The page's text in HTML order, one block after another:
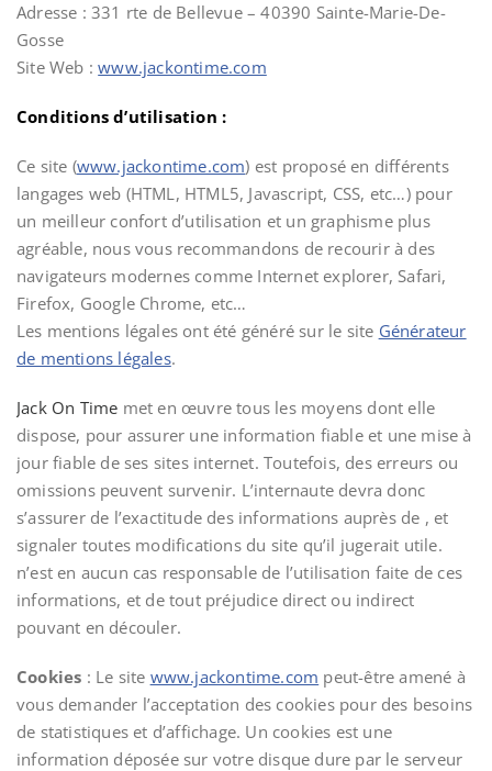
Adresse : 331 rte de Bellevue – 40390 Sainte-Marie-De-
Gosse
Site Web :www.jackontime.com
Conditions d’utilisation :
Ce site (www.jackontime.com) est proposé en différents
langages web (HTML, HTML5, Javascript, CSS, etc…) pour
un meilleur confort d’utilisation et un graphisme plus
agréable, nous vous recommandons de recourir à des
navigateurs modernes comme Internet explorer, Safari,
Firefox, Google Chrome, etc…
Les mentions légales ont été généré sur le site Générateur
de mentions légales.
Jack On Time met en œuvre tous les moyens dont elle
dispose, pour assurer une information fiable et une mise à
jour fiable de ses sites internet. Toutefois, des erreurs ou
omissions peuvent survenir. L’internaute devra donc
s’assurer de l’exactitude des informations auprès de , et
signaler toutes modifications du site qu’il jugerait utile.
n’est en aucun cas responsable de l’utilisation faite de ces
informations, et de tout préjudice direct ou indirect
pouvant en découler.
Cookies : Le site www.jackontime.com peut-être amené à
vous demander l’acceptation des cookies pour des besoins
de statistiques et d’affichage. Un cookies est une
information déposée sur votre disque dure par le serveur